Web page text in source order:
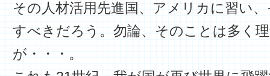
その人材活用先進国、アメリカに習い
すべきだろう。勿論、そのことは多く
が・・・。